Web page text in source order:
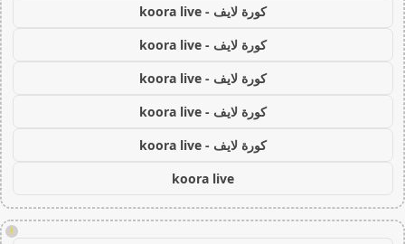
كورة لايف - koora live
كورة لايف - koora live
كورة لايف - koora live
كورة لايف - koora live
كورة لايف - koora live
koora live
!